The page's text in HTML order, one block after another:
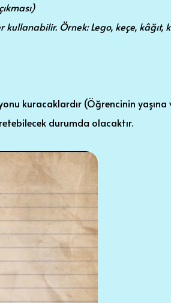
Örnek: Lego, keçe, kâğıt,
kuracaklardır (Öğrencinin yaşına
durumda olacaktır.